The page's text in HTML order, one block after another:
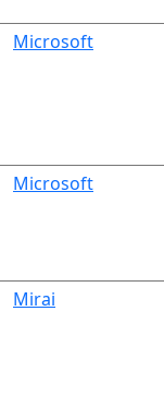
Microsoft
Microsoft
Mirai